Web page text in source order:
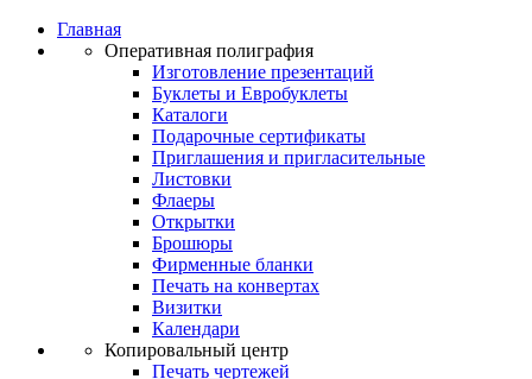
Главная
Оперативная полиграфия
Изготовление презентаций
Буклеты и Eвробуклеты
Каталоги
Подарочные сертификаты
Приглашения и пригласительные
Листовки
Флаеры
Открытки
Брошюры
Фирменные бланки
Печать на конвертах
Визитки
Календари
Копировальный центр
Печать чертежей